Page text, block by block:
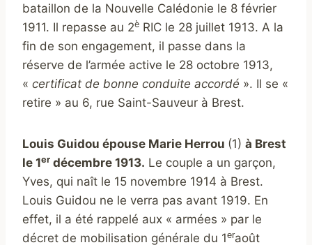
bataillon de la Nouvelle Calédonie le 8 février
1911. Il repasse au 2è RIC le 28 juillet 1913. A la
fin de son engagement, il passe dans la
réserve de l’armée active le 28 octobre 1913,
« certificat de bonne conduite accordé ». Il se «
retire » au 6, rue Saint-Sauveur à Brest.
Louis Guidou épouse Marie Herrou (1) à Brest
le 1er décembre 1913. Le couple a un garçon,
Yves, qui naît le 15 novembre 1914 à Brest.
Louis Guidou ne le verra pas avant 1919. En
effet, il a été rappelé aux « armées » par le
décret de mobilisation générale du 1eraoût